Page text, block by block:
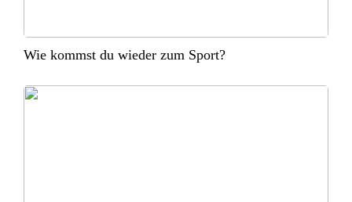
Wie kommst du wieder zum Sport?